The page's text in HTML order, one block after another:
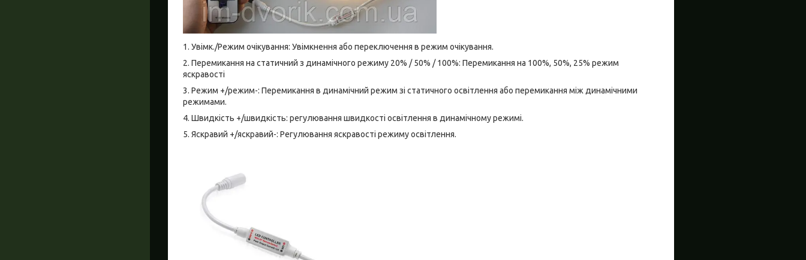
1. Увімк./Режим очікування: Увімкнення або переключення в режим очікування.
2. Перемикання на статичний з динамічного режиму 20% / 50% / 100%: Перемикання на 100%, 50%, 25% режим
яскравості
3. Режим +/режим-: Перемикання в динамічний режим зі статичного освітлення або перемикання між динамічними
режимами.
4. Швидкість +/швидкість: регулювання швидкості освітлення в динамічному режимі.
5. Яскравий +/яскравий-: Регулювання яскравості режиму освітлення.